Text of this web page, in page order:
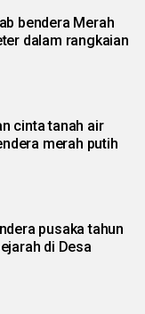
bendera Merah
dalam rangkaian
cinta tanah air
merah putih
pusaka tahun
di Desa